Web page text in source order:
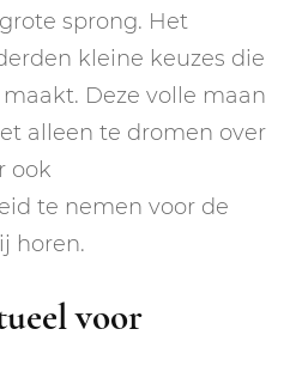
sprong. Het
kleine keuzes die
Deze volle maan
alleen te dromen over
ook
te nemen voor de
horen.
voor